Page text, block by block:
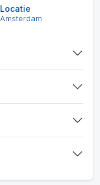
Locatie
Amsterdam